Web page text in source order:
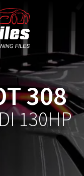
308
130HP